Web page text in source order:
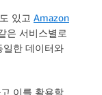
있고 Amazon
은 서비스별로
일한 데이터와
이를 활용할